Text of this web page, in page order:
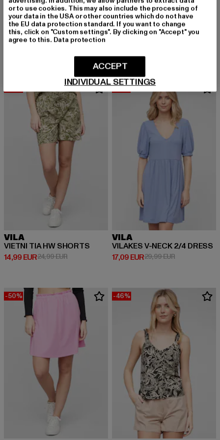
VILA
VISIBIRIA
VILA
VIMICHELLE V-NECK 2/4
VILA
VIETNI TIA HW SHORTS
14,99 EUR
Derzeitiger Preis: 14,99 EUR
24,99 EURAktionspreis: 24,99 EUR
-43%
VILA
VILAKES V-NECK 2/4 DRESS
17,09 EUR
Derzeitiger Preis: 17,09 EUR
29,99 EURAktionspreis:
-50% -46%
or to use cookies. This may also include the processing of
your data in the USA or other countries which do not have
the EU data protection standard. If you want to change
this, click on "Custom settings". By clicking on "Accept" you
agree to this. Data protection
INDIVIDUAL SETTINGS
ACCEPT